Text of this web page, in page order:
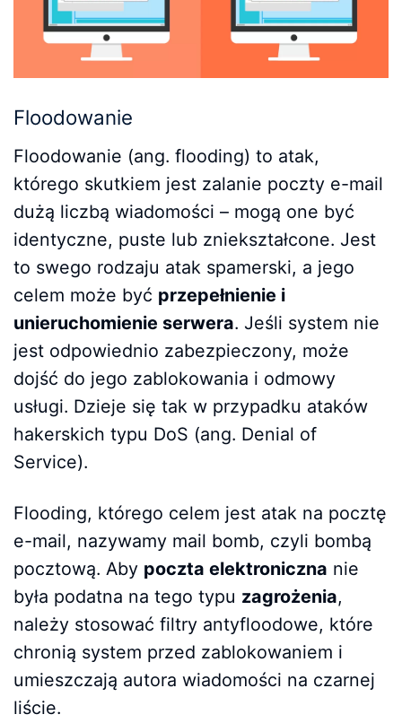
Floodowanie
Floodowanie (ang. flooding) to atak,
którego skutkiem jest zalanie poczty e-mail
dużą liczbą wiadomości – mogą one być
identyczne, puste lub zniekształcone. Jest
to swego rodzaju atak spamerski, a jego
celem może być przepełnienie i
unieruchomienie serwera. Jeśli system nie
jest odpowiednio zabezpieczony, może
dojść do jego zablokowania i odmowy
usługi. Dzieje się tak w przypadku ataków
hakerskich typu DoS (ang. Denial of
Service).
Flooding, którego celem jest atak na pocztę
e-mail, nazywamy mail bomb, czyli bombą
pocztową. Aby poczta elektroniczna nie
była podatna na tego typu zagrożenia,
należy stosować filtry antyfloodowe, które
chronią system przed zablokowaniem i
umieszczają autora wiadomości na czarnej
liście.